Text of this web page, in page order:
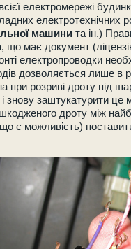
електромережі
електротехнічних
машини та ін.)
що має документ
електропроводки
дозволяється лише в
при розриві дроту під
і знову заштукатурити це
дроту між
є можливість)